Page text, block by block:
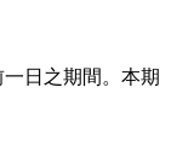
日之期間。本期